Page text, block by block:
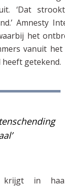
‘Dat
Amnesty
het
vanuit
heeft getekend.
krijgt in